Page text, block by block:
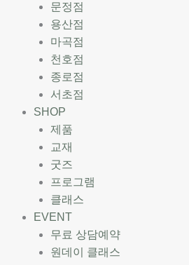
문정점
용산점
마곡점
천호점
종로점
서초점
SHOP
제품
교재
굿즈
프로그램
클래스
EVENT
무료 상담예약
원데이 클래스